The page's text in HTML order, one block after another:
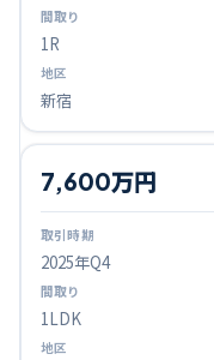
1R
新宿
2025年Q4
7,600万円
1LDK